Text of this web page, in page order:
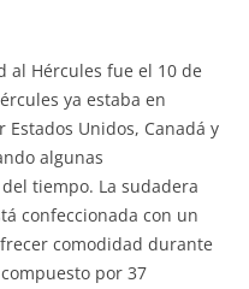
al Hércules fue el 10 de
ya estaba en
Unidos, Canadá y
algunas
tiempo. La sudadera
confeccionada con un
comodidad durante
por 37